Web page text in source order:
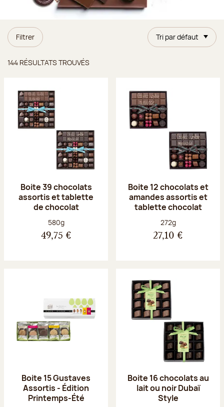
Filtrer Tri par défaut
144 RÉSULTATS TROUVÉS
Boite 39 chocolats
assortis et tablette
de chocolat
Poids net :
580g
49,75 €
Boite 12 chocolats et
amandes assortis et
tablette chocolat
Poids net :
272g
27,10 €
Boite 15 Gustaves
Assortis - Édition
Printemps-Été
Boite 16 chocolats au
lait ou noir Dubaï
Style